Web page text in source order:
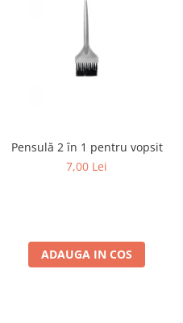
Pensulă 2 în 1 pentru vopsit
7,00 Lei
ADAUGA IN COS